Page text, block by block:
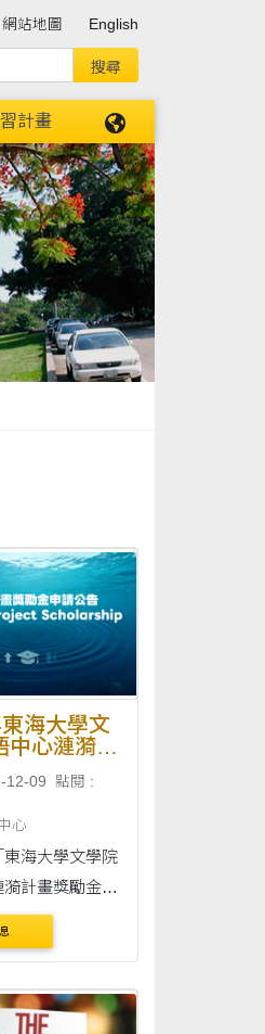
網站地圖 English
計畫
海大學文
中心漣漪計
12-09
點閱 :
心
東海大學文學院
計畫獎勵金設
辦理。 二、
度修習「大一英